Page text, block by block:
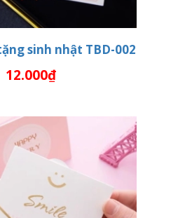
VÀO GIỎ HÀNG
sinh nhật TBD-002
12.000₫